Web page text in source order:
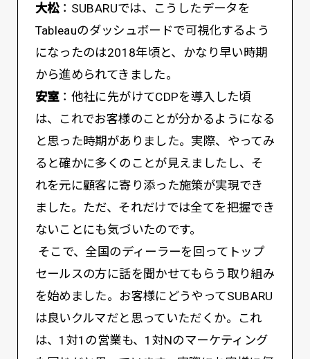
大松：SUBARUでは、こうしたデータを
Tableauのダッシュボードで可視化するよう
になったのは2018年頃と、かなり早い時期
から進められてきました。
安室：他社に先がけてCDPを導入した頃
は、これでお客様のことが分かるようになる
と思った時期がありました。実際、やってみ
ると確かに多くのことが見えましたし、そ
れを元に顧客に寄り添った施策が実現でき
ました。ただ、それだけでは全てを把握でき
ないことにも気づいたのです。
そこで、全国のディーラーを回ってトップ
セールスの方に話を聞かせてもらう取り組み
を始めました。お客様にどうやってSUBARU
は良いクルマだと思っていただくか。これ
は、1対1の営業も、1対Nのマーケティング